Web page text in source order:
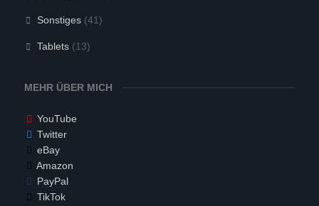
Sonstiges(41)
Tablets(13)
MEHR ÜBER MICH
YouTube
Twitter
eBay
Amazon
PayPal
TikTok